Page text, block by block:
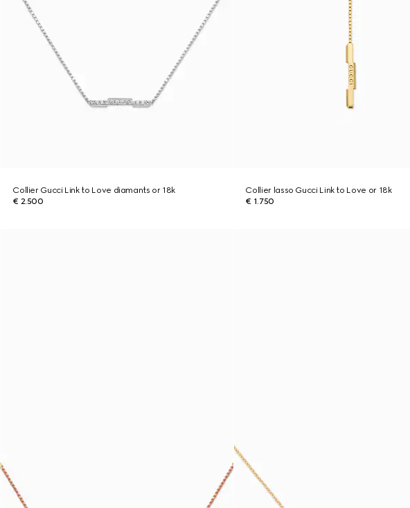
Collier Gucci Link to Love diamants or 18k
€ 2.500
Collier lasso Gucci Link to Love or 18k
€ 1.750